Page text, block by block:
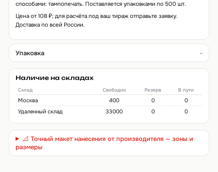
способами: тампопечать. Поставляется упаковками по 500 шт.
Цена от 108 ₽; для расчёта под ваш тираж отправьте заявку.
Доставка по всей России.
Упаковка
Наличие на складах
Склад Свободно Резерв В пути
Москва 400 0
0
Удаленный склад
33000 0 0
📐 Точный макет нанесения от производителя — зоны и
размеры